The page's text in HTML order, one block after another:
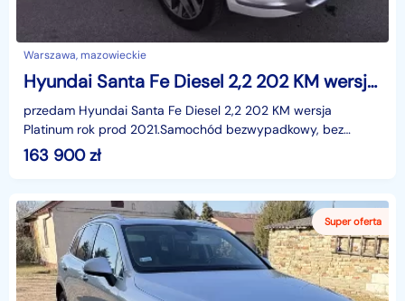
Warszawa, mazowieckie
Hyundai Santa Fe Diesel 2,2 202 KM wersja Platinum rok prod 2021
przedam Hyundai Santa Fe Diesel 2,2 202 KM wersja
Platinum rok prod 2021.Samochód bezwypadkowy, bez
żadnych napraw lakierniczych i blacharskich. Niski przebieg
163 900zł